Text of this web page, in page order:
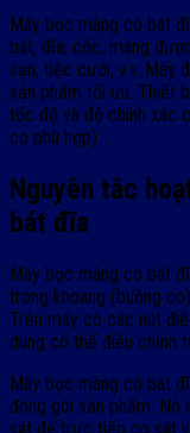
Máy bọc màng co bát
bát, đĩa, cốc, màng
sạn, tiệc cưới, v.v. Máy
sản phẩm tối ưu. Thiết
tốc độ và độ chính xác
co phù hợp).
Nguyên tắc
bát đĩa
Máy bọc màng co bát
trong khoang (buồng
Trên máy có các nút
dùng có thể điều chỉnh
Máy bọc màng co bát
đóng gói sản phẩm.